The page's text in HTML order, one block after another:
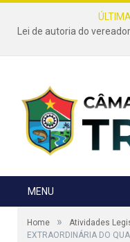
MENU
Home » Atividades
EXTRAORDINÁRIA DO